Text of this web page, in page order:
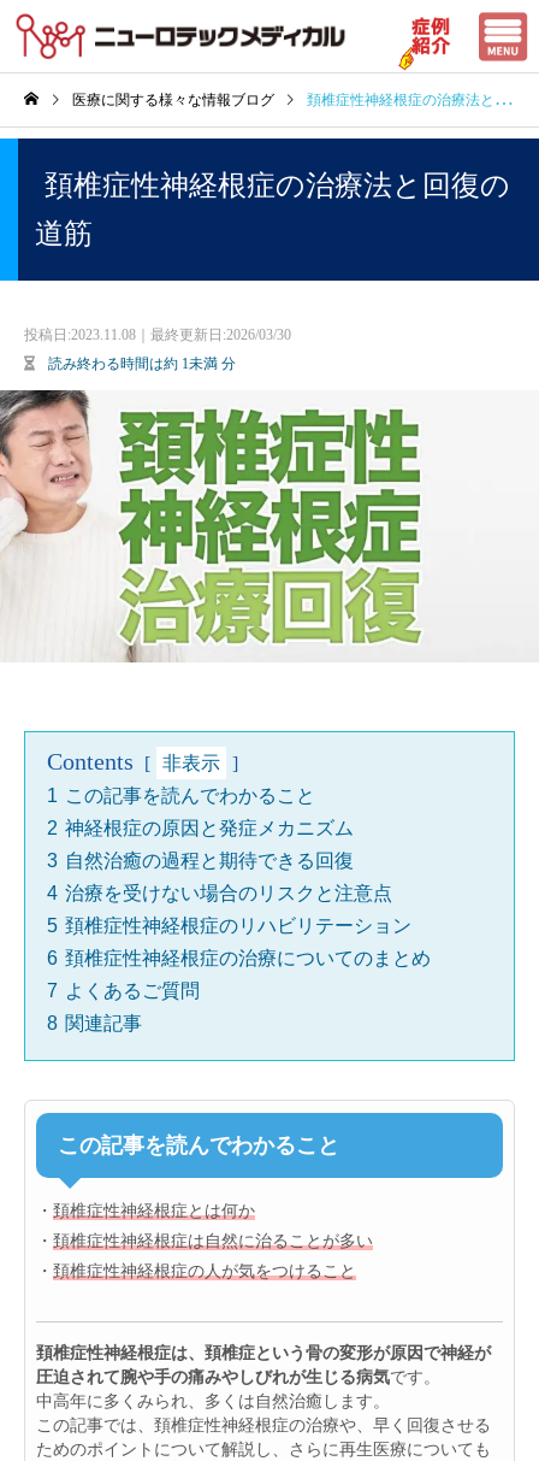
医療に関する様々な情報ブログ 頚椎症性神経根症の治療法と回復の道筋
頚椎症性神経根症の治療法と回復の
道筋
投稿日:2023.11.08｜最終更新日:2026/03/30
読み終わる時間は約 1未満 分
Contents
非表示
1 この記事を読んでわかること
2 神経根症の原因と発症メカニズム
3 自然治癒の過程と期待できる回復
4 治療を受けない場合のリスクと注意点
5 頚椎症性神経根症のリハビリテーション
6 頚椎症性神経根症の治療についてのまとめ
7 よくあるご質問
8 関連記事
この記事を読んでわかること
・ 頚椎症性神経根症とは何か
・ 頚椎症性神経根症は自然に治ることが多い
・ 頚椎症性神経根症の人が気をつけること
頚椎症性神経根症は、頚椎症という骨の変形が原因で神経が
圧迫されて腕や手の痛みやしびれが生じる病気です。
中高年に多くみられ、多くは自然治癒します。
この記事では、頚椎症性神経根症の治療や、早く回復させる
ためのポイントについて解説し、さらに再生医療についても